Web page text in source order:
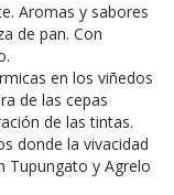
Aromas y sabores
de pan. Con
en los viñedos
de las cepas
de las tintas.
donde la vivacidad
Tupungato y Agrelo